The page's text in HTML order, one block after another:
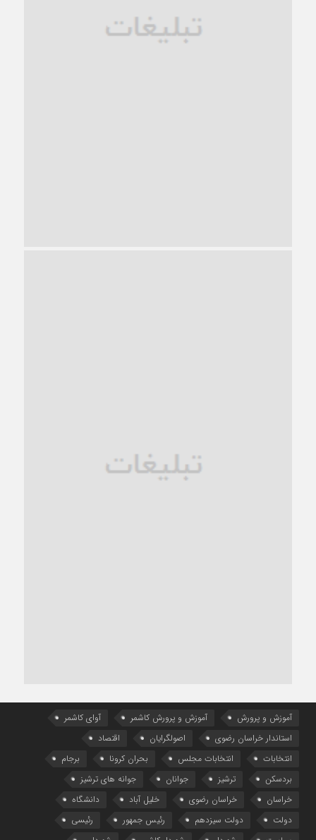
آموزش و پرورش آموزش و پرورش کاشمر
آوای کاشمر
استاندار خراسان رضوی
اصولگرایان
اقتصاد
انتخابات
انتخابات مجلس بحران کرونا
برجام
بردسکن
ترشیز جوانان
جوانه های ترشیز
خراسان
خراسان رضوی خلیل آباد
دانشگاه
دولت
دولت سیزدهم رئیس جمهور
رئیسی